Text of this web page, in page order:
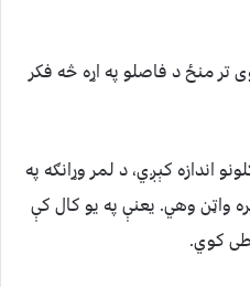
منځ د فاصلو په اړه څه فکر
اندازه کېږي، د لمر وړانګه په
واټن وهي. یعنې په یو کال کې
طی کوي.